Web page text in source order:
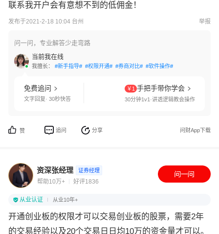
联系我开户会有意想不到的低佣金！
发布于2021-2-18 10:04 台州 举报
问一问，专业解答少走弯路
当前我在线
我擅长： #新手指导# #权限开通# #券商对比# #软件操作#
免费追问
文字回复· 30秒快答
￥1 手把手带你学会
30分钟1v1·讲透逻辑教会操作
赞 追问 分享 问财App下载
资深张经理 证券经理
帮助10万+ 好评1836
从业认证 从业10年+
开通创业板的权限才可以交易创业板的股票，需要2年
的交易经验以及20个交易日日均10万的资金量才可以。